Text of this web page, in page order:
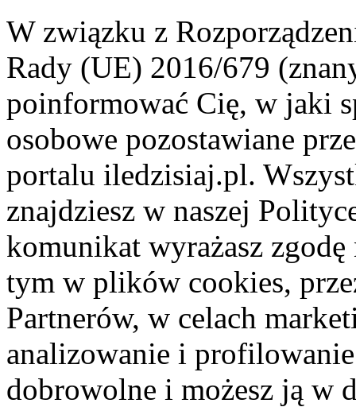
W związku z
Rady (UE) 2016/679
poinformować Cię, w jaki
osobowe pozostawiane
portalu iledzisiaj.pl.
znajdziesz w naszej
komunikat wyrażasz
tym w plików cookies,
Partnerów, w celach
analizowanie i
dobrowolne i możesz ją w